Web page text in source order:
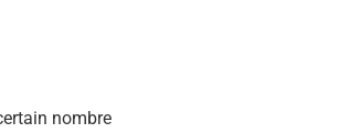
nombre